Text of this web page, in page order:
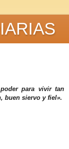
para vivir tan
buen siervo y fiel».